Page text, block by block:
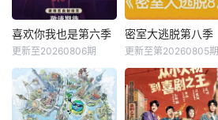
喜欢你我也是第六季
更新至20260806期
密室大逃脱第八季
更新至第20260805期